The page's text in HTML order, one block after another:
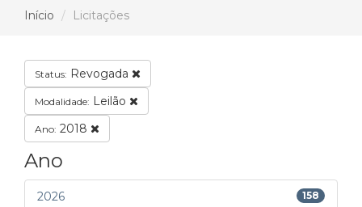
Início Licitações
Status: Revogada
Modalidade: Leilão
Ano: 2018
Ano
2026 158